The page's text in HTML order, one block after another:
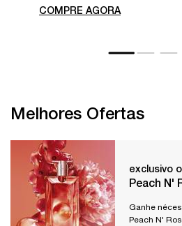
COMPRE AGORA
Melhores Ofertas
exclusivo
Peach N'
Ganhe
Peach N'